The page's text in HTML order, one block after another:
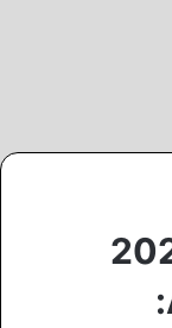
اوتوكاد 2022
Autodesk AutoCAD: